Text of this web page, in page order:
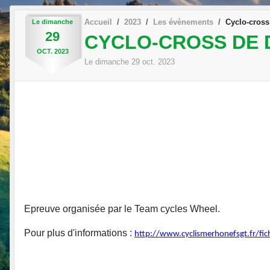
Le dimanche
29
OCT. 2023
Accueil 2023 Les évènements Cyclo-
CYCLO-CROSS DE
Le dimanche 29 oct. 2023
Epreuve organisée par le Team cycles Wheel.
Pour plus d'informations : http://www.cyclismerhonefsgt.fr/